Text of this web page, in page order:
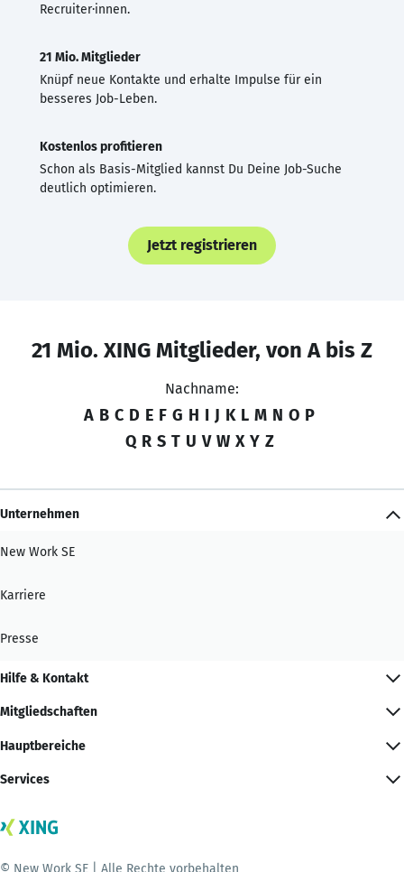
Recruiter·innen.
21 Mio. Mitglieder
Knüpf neue Kontakte und erhalte Impulse für ein
besseres Job-Leben.
Kostenlos profitieren
Schon als Basis-Mitglied kannst Du Deine Job-Suche
deutlich optimieren.
Jetzt registrieren
21 Mio. XING Mitglieder, von A bis Z
Nachname:
A B C D E F G H I J K L M N O P
Q R S T U V W X Y Z
Unternehmen
New Work SE
Karriere
Presse
Hilfe & Kontakt
Mitgliedschaften
Hauptbereiche
Services
© New Work SE | Alle Rechte vorbehalten